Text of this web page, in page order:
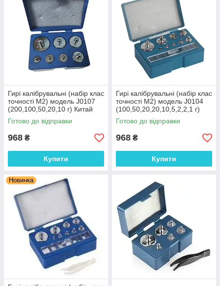
Гирі калібрувальні (набір клас
точності М2) модель J0107
(200,100,50,20,10 г) Китай
Готово до відправки
968 ₴
Купити
Гирі калібрувальні (набір клас
точності М2) модель J0104
(100,50,20,20,10,5,2,2,1 г)
Китай
Готово до відправки
968 ₴
Купити
Новинка